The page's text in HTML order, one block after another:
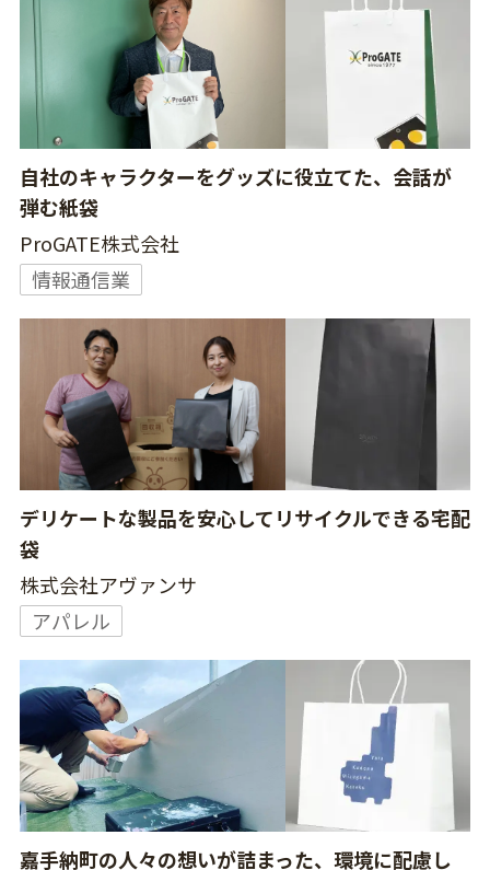
自社のキャラクターをグッズに役立てた、会話が
弾む紙袋
ProGATE株式会社
情報通信業
デリケートな製品を安心してリサイクルできる宅配
袋
株式会社アヴァンサ
アパレル
嘉手納町の人々の想いが詰まった、環境に配慮し